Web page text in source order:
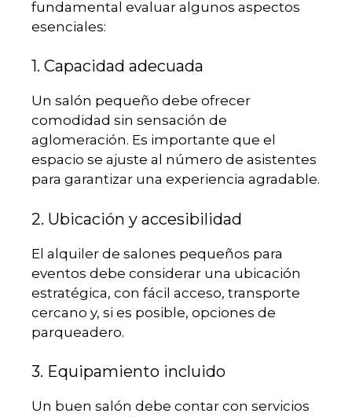
fundamental evaluar algunos aspectos
esenciales:
1. Capacidad adecuada
Un salón pequeño debe ofrecer
comodidad sin sensación de
aglomeración. Es importante que el
espacio se ajuste al número de asistentes
para garantizar una experiencia agradable.
2. Ubicación y accesibilidad
El alquiler de salones pequeños para
eventos debe considerar una ubicación
estratégica, con fácil acceso, transporte
cercano y, si es posible, opciones de
parqueadero.
3. Equipamiento incluido
Un buen salón debe contar con servicios